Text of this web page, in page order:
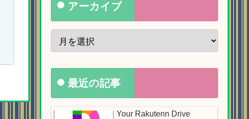
アーカイブ
最近の記事
Your Rakutenn Drive